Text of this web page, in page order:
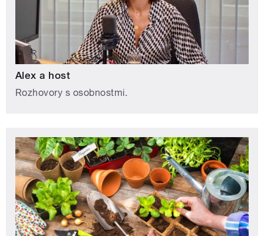
Alex a host
Rozhovory s osobnostmi.